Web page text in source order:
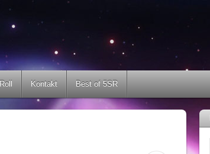
Kontakt Best of 5SR